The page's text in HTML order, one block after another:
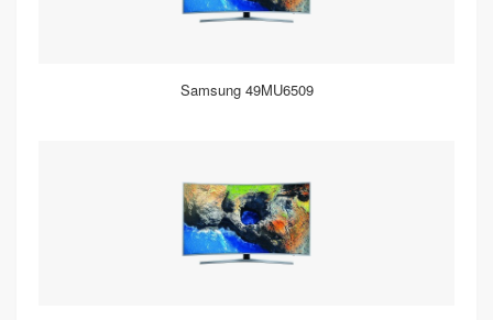
Samsung 49MU6509